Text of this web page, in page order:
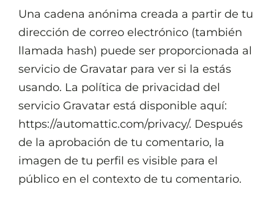
Una cadena anónima creada a partir de tu
dirección de correo electrónico (también
llamada hash) puede ser proporcionada al
servicio de Gravatar para ver si la estás
usando. La política de privacidad del
servicio Gravatar está disponible aquí:
https://automattic.com/privacy/. Después
de la aprobación de tu comentario, la
imagen de tu perfil es visible para el
público en el contexto de tu comentario.